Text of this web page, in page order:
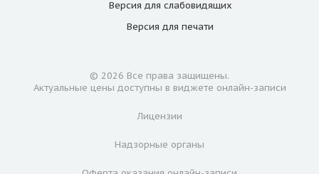
Версия для слабовидящих
Версия для печати
© 2026 Все права защищены.
Актуальные цены доступны в виджете онлайн-записи
Лицензии
Надзорные органы